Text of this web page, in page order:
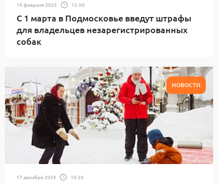
19 февраля 2025 15:00
С 1 марта в Подмосковье введут штрафы
для владельцев незарегистрированных
собак
НОВОСТИ
17 декабря 2024 10:20